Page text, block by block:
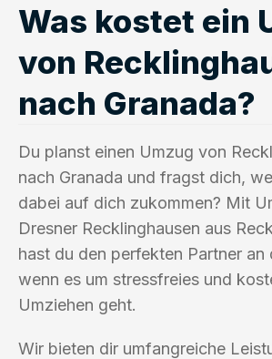
Was kostet ein
von
nach Granada?
Du planst einen Umzug von
nach Granada und fragst dich,
dabei auf dich zukommen? Mit
Dresner Recklinghausen aus
hast du den perfekten Partner an
wenn es um stressfreies und
Umziehen geht.
Wir bieten dir umfangreiche